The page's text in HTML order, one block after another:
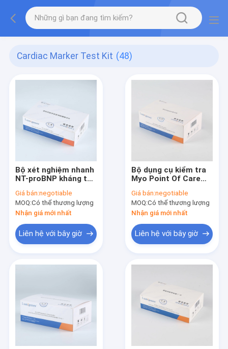
Cardiac Marker Test Kit (48)
Bộ xét nghiệm nhanh
NT-proBNP kháng thể
Test/Hộp
Giá bán:negotiable
MOQ:Có thể thương lượng
Nhận giá mới nhất
Liên hệ với bây giờ
Bộ dụng cụ kiểm tra
Myo Point Of Care
nhận CFDA về năng
lực miễn dịch
Giá bán:negotiable
MOQ:Có thể thương lượng
Nhận giá mới nhất
Liên hệ với bây giờ